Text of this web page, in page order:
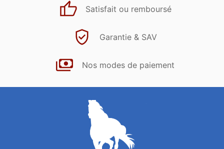
Satisfait ou remboursé
Garantie & SAV
Nos modes de paiement